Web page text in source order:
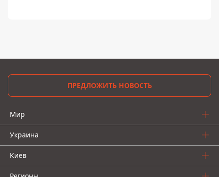
ПРЕДЛОЖИТЬ НОВОСТЬ
Мир
Украина
Киев